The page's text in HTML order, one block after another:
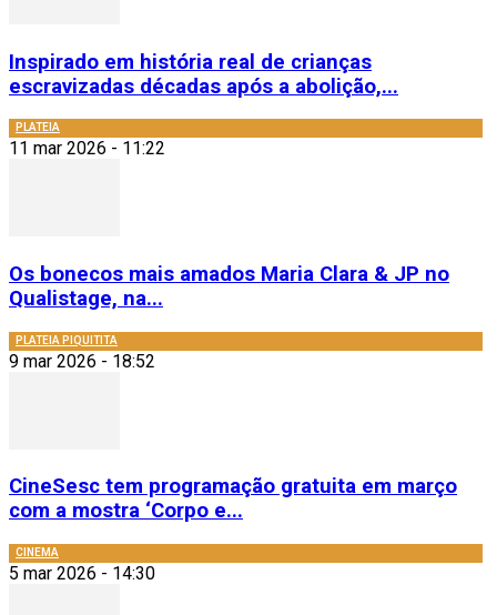
Inspirado em história real de crianças
escravizadas décadas após a abolição,...
PLATEIA
11 mar 2026 - 11:22
Os bonecos mais amados Maria Clara & JP no
Qualistage, na...
PLATEIA PIQUITITA
9 mar 2026 - 18:52
CineSesc tem programação gratuita em março
com a mostra ‘Corpo e...
CINEMA
5 mar 2026 - 14:30